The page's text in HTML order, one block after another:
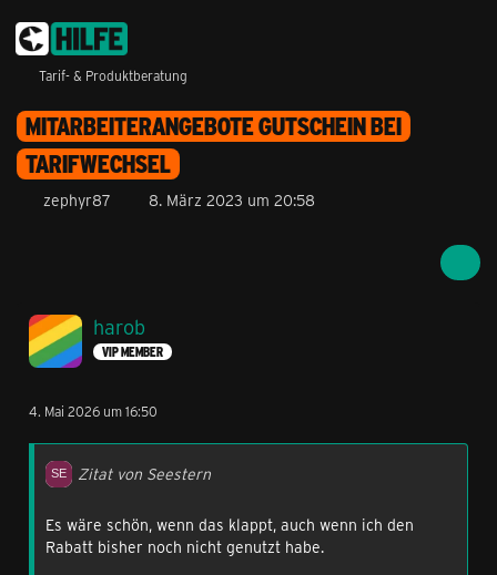
Tarif- & Produktberatung
MITARBEITERANGEBOTE GUTSCHEIN BEI
TARIFWECHSEL
zephyr87 8. März 2023 um 20:58
harob
VIP MEMBER
4. Mai 2026 um 16:50
Zitat von Seestern
Es wäre schön, wenn das klappt, auch wenn ich den
Rabatt bisher noch nicht genutzt habe.